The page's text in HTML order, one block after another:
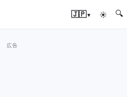
🇯🇵▾ ☀ 🔍